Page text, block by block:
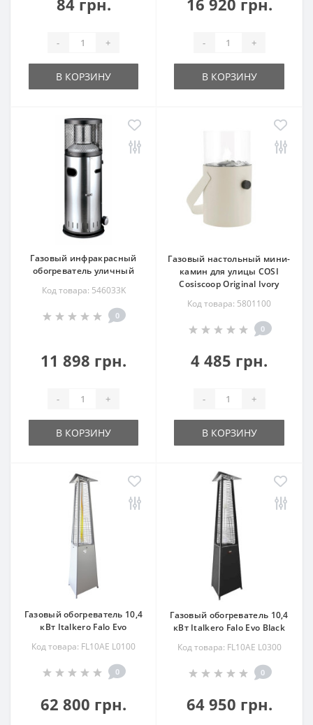
84 грн.
- +
В КОРЗИНУ
16 920 грн.
- +
В КОРЗИНУ
Газовый инфракрасный
обогреватель уличный
Код товара: 546033K
0
11 898 грн.
- +
В КОРЗИНУ
Газовый настольный мини-
камин для улицы COSI
Cosiscoop Original Ivory
Код товара: 5801100
0
4 485 грн.
- +
В КОРЗИНУ
Газовый обогреватель 10,4
кВт Italkero Falo Evo
Код товара: FL10AE L0100
0
62 800 грн.
Газовый обогреватель 10,4
кВт Italkero Falo Evo Black
Код товара: FL10AE L0300
0
64 950 грн.